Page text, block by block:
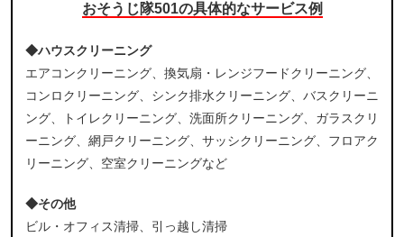
おそうじ隊501の具体的なサービス例
◆ハウスクリーニング
エアコンクリーニング、換気扇・レンジフードクリーニング、
コンロクリーニング、シンク排水クリーニング、バスクリーニ
ング、トイレクリーニング、洗面所クリーニング、ガラスクリ
ーニング、網戸クリーニング、サッシクリーニング、フロアク
リーニング、空室クリーニングなど
◆その他
ビル・オフィス清掃、引っ越し清掃